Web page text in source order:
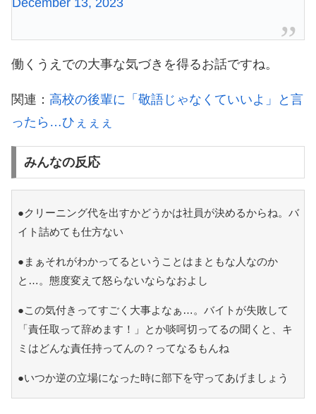
December 13, 2023
働くうえでの大事な気づきを得るお話ですね。
関連： 高校の後輩に「敬語じゃなくていいよ」と言
ったら…ひぇぇぇ
みんなの反応
●クリーニング代を出すかどうかは社員が決めるからね。バ
イト詰めても仕方ない
●まぁそれがわかってるということはまともな人なのか
と…。態度変えて怒らないならなおよし
●この気付きってすごく大事よなぁ…。バイトが失敗して
「責任取って辞めます！」とか啖呵切ってるの聞くと、キ
ミはどんな責任持ってんの？ってなるもんね
●いつか逆の立場になった時に部下を守ってあげましょう